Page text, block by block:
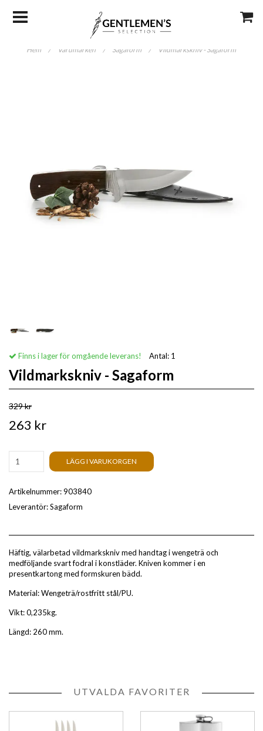
Hem / Varumärken / Sagaform / Vildmarkskniv - Sagaform
Finns i lager för omgående leverans! Antal: 1
Vildmarkskniv - Sagaform
329 kr
263 kr
LÄGG I VARUKORGEN
Artikelnummer:903840
Leverantör:Sagaform
Häftig, välarbetad vildmarkskniv med handtag i wengeträ och
medföljande svart fodral i konstläder. Kniven kommer i en
presentkartong med formskuren bädd.
Material: Wengeträ/rostfritt stål/PU.
Vikt: 0,235kg.
Längd: 260 mm.
UTVALDA FAVORITER